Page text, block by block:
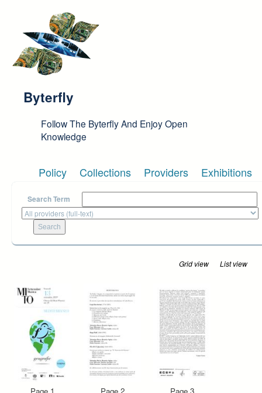
Byterfly
Follow The Byterfly And Enjoy Open
Knowledge
Policy Collections Providers Exhibitions
Search Term
Grid view List view